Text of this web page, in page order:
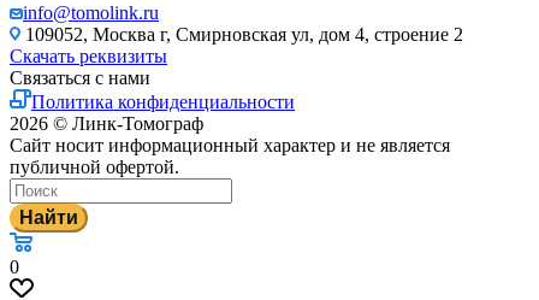
info@tomolink.ru
109052, Москва г, Смирновская ул, дом 4, строение 2
Скачать реквизиты
Связаться с нами
Политика конфиденциальности
2026 © Линк-Томограф
Сайт носит информационный характер и не является
публичной офертой.
Найти
0